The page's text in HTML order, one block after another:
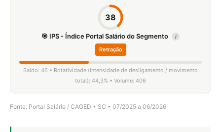
38
🎯 IPS - Índice Portal Salário do Segmento i
Retração
Saldo: 46 • Rotatividade (intensidade de desligamento / movimento
total): 44,3% • Volume: 406
Fonte: Portal Salário / CAGED • SC • 07/2025 a 06/2026